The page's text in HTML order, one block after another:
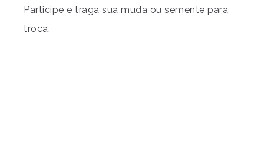
Participe e traga sua muda ou semente para
troca.